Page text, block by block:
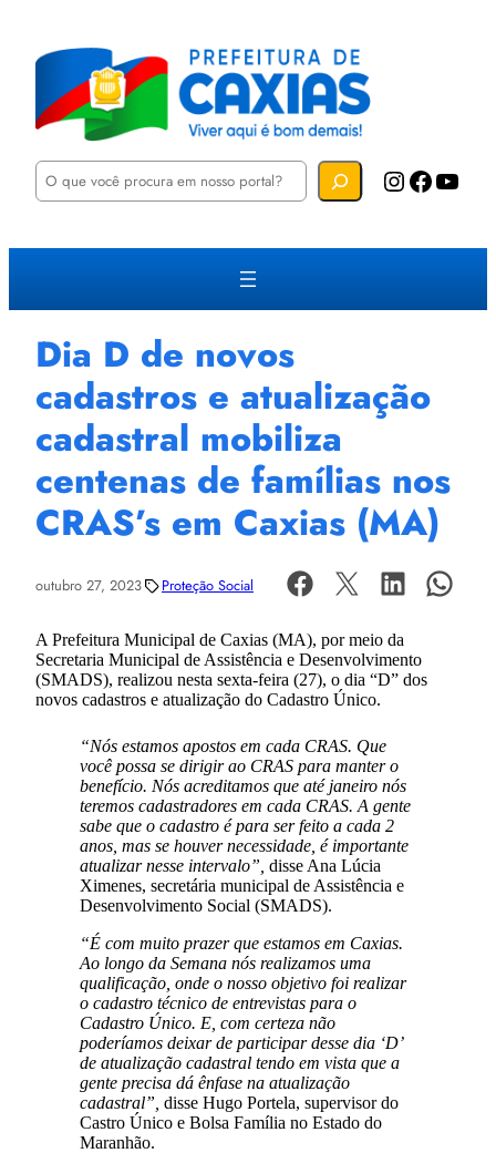
P
u
a
Instagram Facebook YouTube
Dia D de novos
cadastros e atualização
cadastral mobiliza
centenas de famílias nos
CRAS’s em Caxias (MA)
outubro 27, 2023 Proteção Social
A Prefeitura Municipal de Caxias (MA), por meio da
Secretaria Municipal de Assistência e Desenvolvimento
(SMADS), realizou nesta sexta-feira (27), o dia “D” dos
novos cadastros e atualização do Cadastro Único.
“Nós estamos apostos em cada CRAS. Que
você possa se dirigir ao CRAS para manter o
benefício. Nós acreditamos que até janeiro nós
teremos cadastradores em cada CRAS. A gente
sabe que o cadastro é para ser feito a cada 2
anos, mas se houver necessidade, é importante
atualizar nesse intervalo”, disse Ana Lúcia
Ximenes, secretária municipal de Assistência e
Desenvolvimento Social (SMADS).
“É com muito prazer que estamos em Caxias.
Ao longo da Semana nós realizamos uma
qualificação, onde o nosso objetivo foi realizar
o cadastro técnico de entrevistas para o
Cadastro Único. E, com certeza não
poderíamos deixar de participar desse dia ‘D’
de atualização cadastral tendo em vista que a
gente precisa dá ênfase na atualização
cadastral”, disse Hugo Portela, supervisor do
Castro Único e Bolsa Família no Estado do
Maranhão.